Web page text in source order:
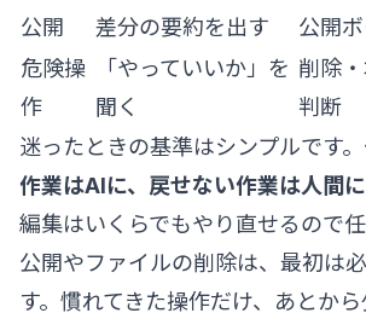
公開
差分の要約を出す
公開
危険操
作
「やっていいか」を
聞く
削除
判断
迷ったときの基準はシンプルです。
作業はAIに、戻せない作業は人間に
編集はいくらでもやり直せるので
公開やファイルの削除は、最初は
す。慣れてきた操作だけ、あとか